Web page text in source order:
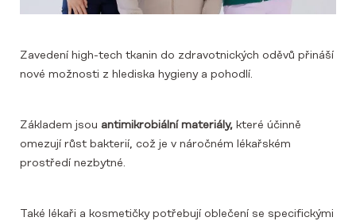
Zavedení high-tech tkanin do zdravotnických oděvů přináší
nové možnosti z hlediska hygieny a pohodlí.
Základem jsou antimikrobiální materiály, které účinně
omezují růst bakterií, což je v náročném lékařském
prostředí nezbytné.
Také lékaři a kosmetičky potřebují oblečení se specifickými